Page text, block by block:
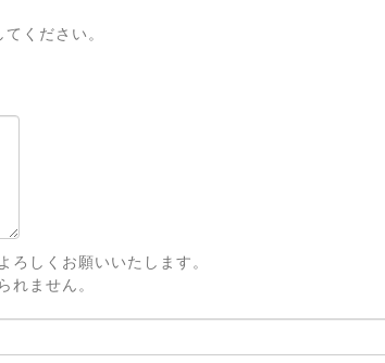
ください。
しくお願いいたします。
れません。